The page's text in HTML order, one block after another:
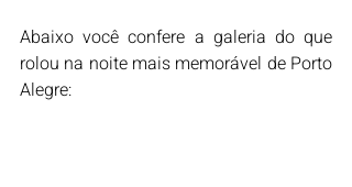
Abaixo você confere a galeria do que
rolou na noite mais memorável de Porto
Alegre: